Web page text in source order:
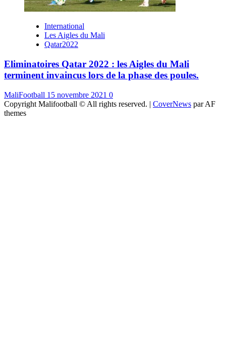
International
Les Aigles du Mali
Qatar2022
Eliminatoires Qatar 2022 : les Aigles du Mali
terminent invaincus lors de la phase des poules.
MaliFootball 15 novembre 2021 0
Copyright Malifootball © All rights reserved. | CoverNews par AF
themes